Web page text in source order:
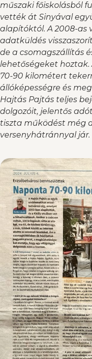
műszaki főiskolásból
vették át Sinyával
alapítóktól. A 2008-as
adatküldés
de a csomagszállítás
lehetőségeket
70-90 kilométert
állóképességre és
Hajtás Pajtás teljes
dolgozóit, jelentős
tiszta működést még
versenyhátránnyal jár.